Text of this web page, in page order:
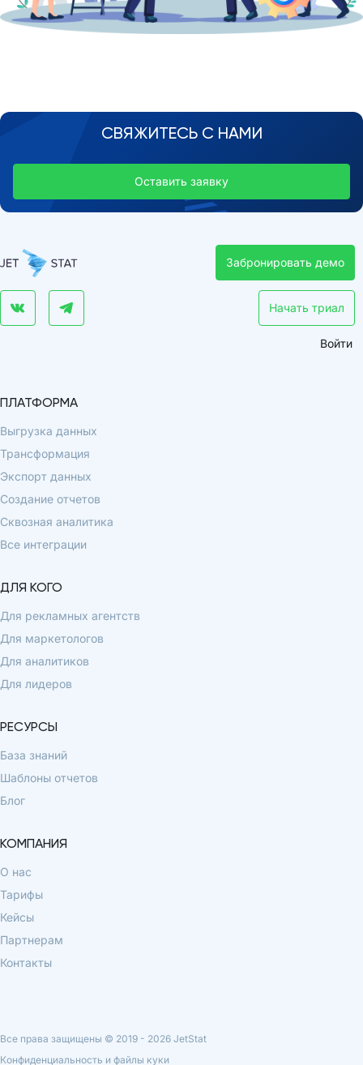
СВЯЖИТЕСЬ С НАМИ
Оставить заявку
Забронировать демо
Начать триал
Войти
ПЛАТФОРМА
Выгрузка данных
Трансформация
Экспорт данных
Создание отчетов
Сквозная аналитика
Все интеграции
ДЛЯ КОГО
Для рекламных агентств
Для маркетологов
Для аналитиков
Для лидеров
РЕСУРСЫ
База знаний
Шаблоны отчетов
Блог
КОМПАНИЯ
О нас
Тарифы
Кейсы
Партнерам
Контакты
Все права защищены © 2019 - 2026 JetStat
Конфиденциальность и файлы куки